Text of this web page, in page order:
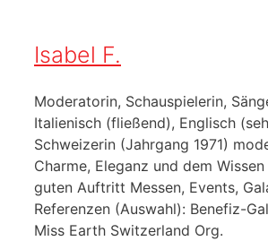
Isabel F.
Moderatorin, Schauspielerin,
Italienisch (fließend), Englisch
Schweizerin (Jahrgang 1971)
Charme, Eleganz und dem
guten Auftritt Messen, Events,
Referenzen (Auswahl): Benefiz-
Miss Earth Switzerland Org.